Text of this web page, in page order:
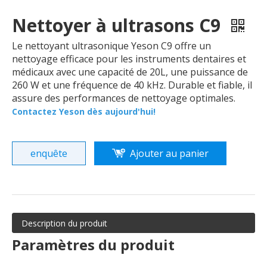
Nettoyer à ultrasons C9
Le nettoyant ultrasonique Yeson C9 offre un
nettoyage efficace pour les instruments dentaires et
médicaux avec une capacité de 20L, une puissance de
260 W et une fréquence de 40 kHz. Durable et fiable, il
assure des performances de nettoyage optimales.
Contactez Yeson dès aujourd'hui!
enquête Ajouter au panier
Description du produit
Paramètres du produit